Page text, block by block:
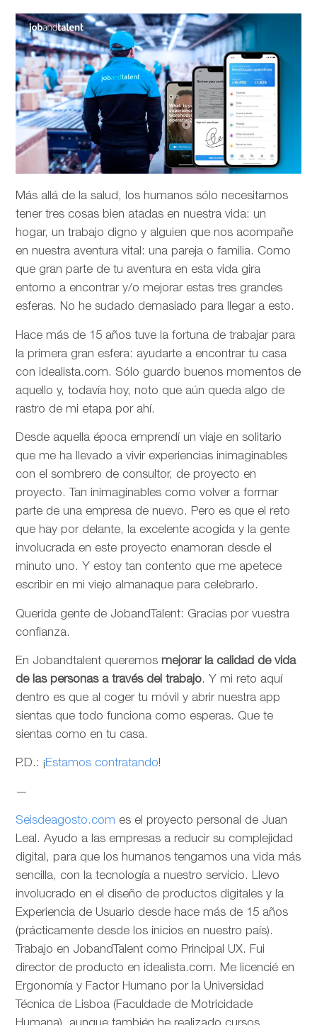
Más allá de la salud, los humanos sólo necesitamos
tener tres cosas bien atadas en nuestra vida: un
hogar, un trabajo digno y alguien que nos acompañe
en nuestra aventura vital: una pareja o familia. Como
que gran parte de tu aventura en esta vida gira
entorno a encontrar y/o mejorar estas tres grandes
esferas. No he sudado demasiado para llegar a esto.
Hace más de 15 años tuve la fortuna de trabajar para
la primera gran esfera: ayudarte a encontrar tu casa
con idealista.com. Sólo guardo buenos momentos de
aquello y, todavía hoy, noto que aún queda algo de
rastro de mi etapa por ahí.
Desde aquella época emprendí un viaje en solitario
que me ha llevado a vivir experiencias inimaginables
con el sombrero de consultor, de proyecto en
proyecto. Tan inimaginables como volver a formar
parte de una empresa de nuevo. Pero es que el reto
que hay por delante, la excelente acogida y la gente
involucrada en este proyecto enamoran desde el
minuto uno. Y estoy tan contento que me apetece
escribir en mi viejo almanaque para celebrarlo.
Querida gente de JobandTalent: Gracias por vuestra
confianza.
En Jobandtalent queremos mejorar la calidad de vida
de las personas a través del trabajo. Y mi reto aquí
dentro es que al coger tu móvil y abrir nuestra app
sientas que todo funciona como esperas. Que te
sientas como en tu casa.
P.D.: ¡Estamos contratando!
—
Seisdeagosto.com es el proyecto personal de Juan
Leal. Ayudo a las empresas a reducir su complejidad
digital, para que los humanos tengamos una vida más
sencilla, con la tecnología a nuestro servicio. Llevo
involucrado en el diseño de productos digitales y la
Experiencia de Usuario desde hace más de 15 años
(prácticamente desde los inicios en nuestro país).
Trabajo en JobandTalent como Principal UX. Fui
director de producto en idealista.com. Me licencié en
Ergonomía y Factor Humano por la Universidad
Técnica de Lisboa (Faculdade de Motricidade